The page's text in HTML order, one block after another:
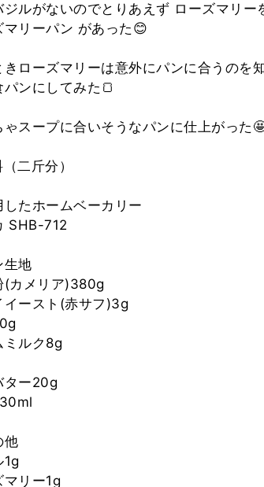
ジルがないのでとりあえず ローズマリー
マリーパン があった😊
きローズマリーは意外にパンに合うのを
パンにしてみた🍞
ゃスープに合いそうなパンに仕上がった
二斤分）
したホームベーカリー
SHB-712
生地
(カメリア)380g
イースト(赤サフ)3g
ミルク8g
ター20g
他
1g